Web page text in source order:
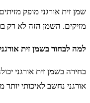
שמן זית אורגני מופק
מזיקים. השמן הזה לא רק
למה לבחור בשמן זית
בחירה בשמן זית אורגני
אורגני נחשב לאיכותי